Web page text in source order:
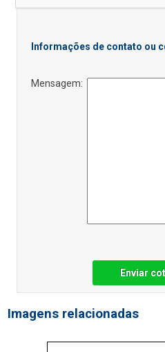
Informações de contato ou
Mensagem:
Enviar
Imagens relacionadas